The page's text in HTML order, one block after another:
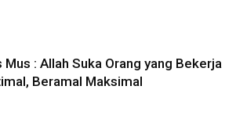
Mus : Allah Suka Orang yang Bekerja
Beramal Maksimal